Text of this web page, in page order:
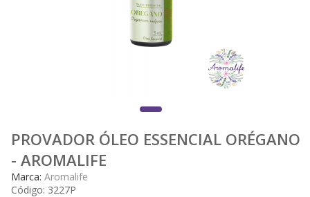
PROVADOR ÓLEO ESSENCIAL ORÉGANO
- AROMALIFE
Marca:Aromalife
Código: 3227P